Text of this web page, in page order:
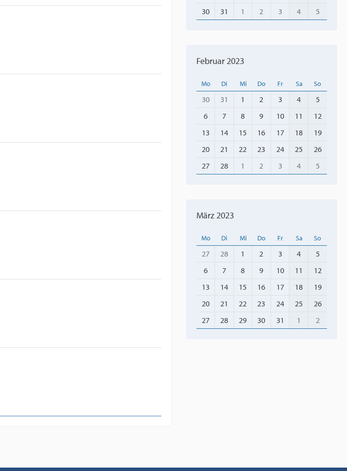
30
31 1 2 3 4 5
Februar 2023
Mo Di Mi Do Fr Sa So
30 31 1 2 3 4
5
6
7 8 9 10 11
12
13
14 15 16 17 18
19
20
21 22 23 24 25
26
27
28 1 2 3 4 5
März 2023
Mo Di Mi Do Fr Sa So
27 28 1 2 3 4
5
6
7 8 9 10 11
12
13
14 15 16 17 18
19
20
21 22 23 24 25
26
27
28 29 30 31 1 2